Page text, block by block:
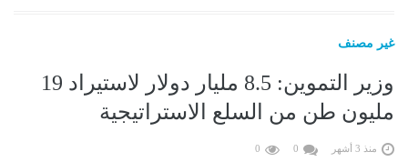
غير مصنف
وزير التموين: 8.5 مليار دولار لاستيراد 19
مليون طن من السلع الاستراتيجية
منذ 3 أشهر 0
0